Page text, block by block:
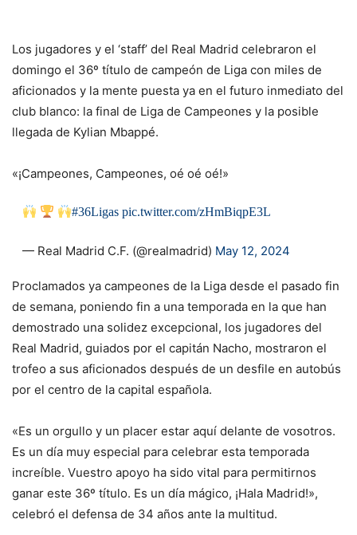
Los jugadores y el ‘staff’ del Real Madrid celebraron el
domingo el 36º título de campeón de Liga con miles de
aficionados y la mente puesta ya en el futuro inmediato del
club blanco: la final de Liga de Campeones y la posible
llegada de Kylian Mbappé.
«¡Campeones, Campeones, oé oé oé!»
#36Ligas pic.twitter.com/zHmBiqpE3L
— Real Madrid C.F. (@realmadrid) May 12, 2024
Proclamados ya campeones de la Liga desde el pasado fin
de semana, poniendo fin a una temporada en la que han
demostrado una solidez excepcional, los jugadores del
Real Madrid, guiados por el capitán Nacho, mostraron el
trofeo a sus aficionados después de un desfile en autobús
por el centro de la capital española.
«Es un orgullo y un placer estar aquí delante de vosotros.
Es un día muy especial para celebrar esta temporada
increíble. Vuestro apoyo ha sido vital para permitirnos
ganar este 36º título. Es un día mágico, ¡Hala Madrid!»,
celebró el defensa de 34 años ante la multitud.